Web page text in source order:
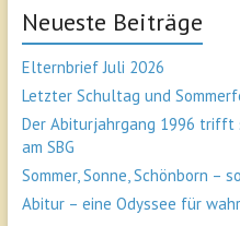
Neueste Beiträge
Elternbrief Juli 2026
Letzter Schultag und
Der Abiturjahrgang 1996 trifft
am SBG
Sommer, Sonne, Schönborn –
Abitur – eine Odyssee für